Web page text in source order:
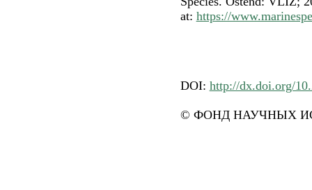
at: https://
DOI: http://dx.doi.org/
© ФОНД НАУЧНЫХ